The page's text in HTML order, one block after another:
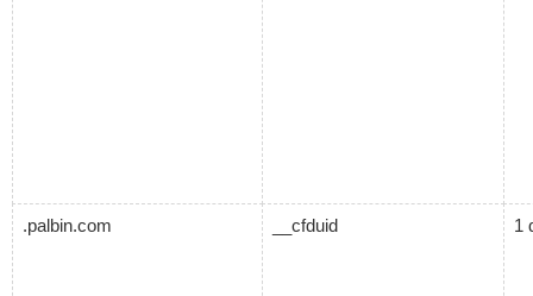
.palbin.com __cfduid 1